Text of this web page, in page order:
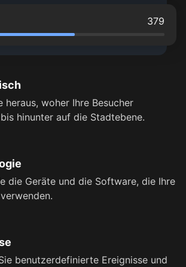
379
heraus, woher Ihre Besucher
hinunter auf die Stadtebene.
die Geräte und die Software, die Ihre
benutzerdefinierte Ereignisse und